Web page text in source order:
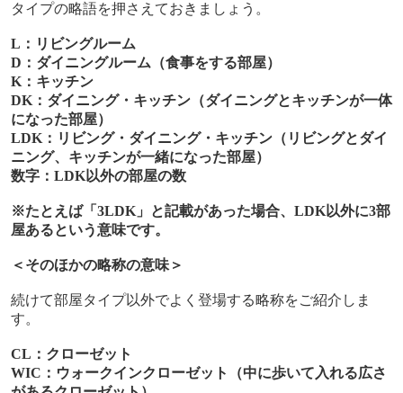
タイプの略語を押さえておきましょう。
L ：リビングルーム
D ：ダイニングルーム（食事をする部屋）
K：キッチン
DK：ダイニング・キッチン（ダイニングとキッチンが一体
になった部屋）
LDK：リビング・ダイニング・キッチン（リビングとダイ
ニング、キッチンが一緒になった部屋）
数字： LDK以外の部屋の数
※たとえば「 3LDK」と記載があった場合、 LDK以外に3部
屋あるという意味です。
＜そのほかの略称の意味＞
続けて部屋タイプ以外でよく登場する略称をご紹介しま
す。
CL ：クローゼット
WIC ：ウォークインクローゼット（中に歩いて入れる広さ